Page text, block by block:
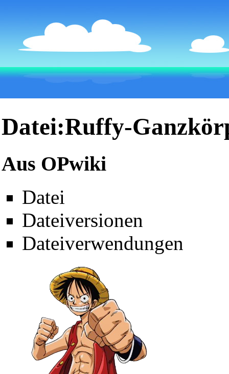
Datei:Ruffy-
Aus OPwiki
Datei
Dateiversionen
Dateiverwendungen